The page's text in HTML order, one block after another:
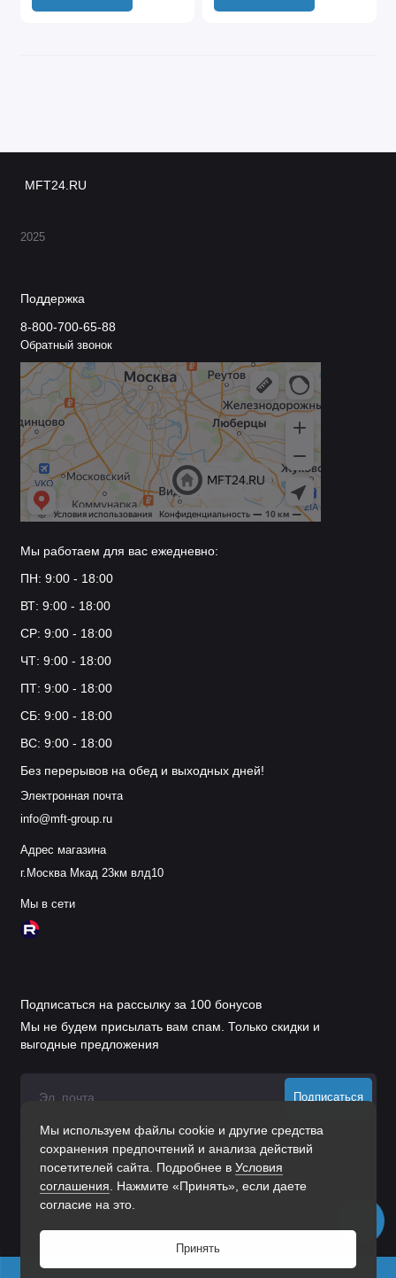
0
Мы используем файлы cookie и другие средства
сохранения предпочтений и анализа действий
посетителей сайта. Подробнее в Условия
соглашения . Нажмите «Принять», если даете
согласие на это.
Принять
MFT24.RU
2025
Поддержка
8-800-700-65-88
Обратный звонок
Мы работаем для вас ежедневно:
ПН: 9:00 - 18:00
ВТ: 9:00 - 18:00
СР: 9:00 - 18:00
ЧТ: 9:00 - 18:00
ПТ: 9:00 - 18:00
СБ: 9:00 - 18:00
ВС: 9:00 - 18:00
Без перерывов на обед и выходных дней!
Электронная почта
info@mft-group.ru
Адрес магазина
г.Москва Мкад 23км влд10
Мы в сети
Подписаться на рассылку за 100 бонусов
Мы не будем присылать вам спам. Только скидки и
выгодные предложения
Подписаться
Нажимая на кнопку «Подписаться», Вы даетесогласие на
обработку персональных данных.